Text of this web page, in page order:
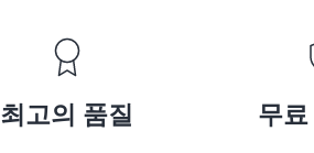
최고의 품질 무